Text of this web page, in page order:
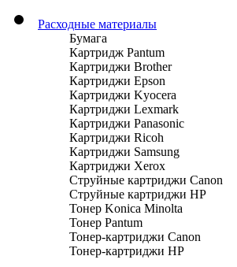
Расходные материалы
Бумага
Картридж Pantum
Картриджи Brother
Картриджи Epson
Картриджи Kyocera
Картриджи Lexmark
Картриджи Panasonic
Картриджи Ricoh
Картриджи Samsung
Картриджи Xerox
Струйные картриджи Canon
Струйные картриджи HP
Тонер Konica Minolta
Тонер Pantum
Тонер-картриджи Canon
Тонер-картриджи HP